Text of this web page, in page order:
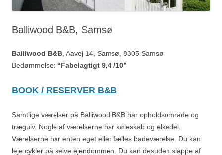
Balliwood B&B, Samsø
Balliwood B&B , Aavej 14, Samsø, 8305 Samsø
Bedømmelse: “Fabelagtigt 9,4 /10”
BOOK / RESERVER B&B
Samtlige værelser på Balliwood B&B har opholdsområde og
trægulv. Nogle af værelserne har køleskab og elkedel.
Værelserne har enten eget eller fælles badeværelse. Du kan
leje cykler på selve ejendommen. Du kan desuden slappe af